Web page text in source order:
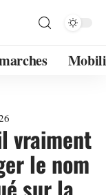
vraiment
le nom
sur la